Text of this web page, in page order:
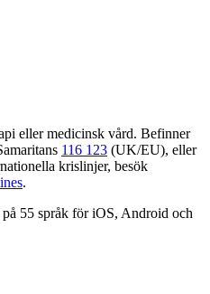
eller medicinsk vård. Befinner
116 123 (UK/EU), eller
krislinjer, besök
.
55 språk för iOS, Android och